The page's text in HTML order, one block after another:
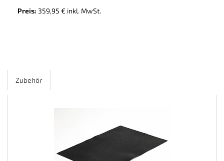
Preis: 359,95 € inkl. MwSt.
Zubehör